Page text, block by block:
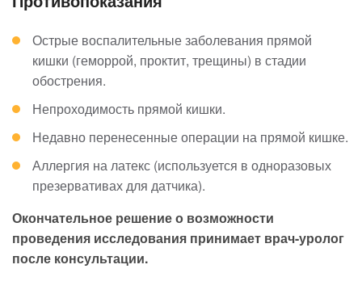
Острые воспалительные заболевания прямой
кишки (геморрой, проктит, трещины) в стадии
обострения.
Непроходимость прямой кишки.
Недавно перенесенные операции на прямой кишке.
Аллергия на латекс (используется в одноразовых
презервативах для датчика).
Окончательное решение о возможности
проведения исследования принимает врач-уролог
после консультации.